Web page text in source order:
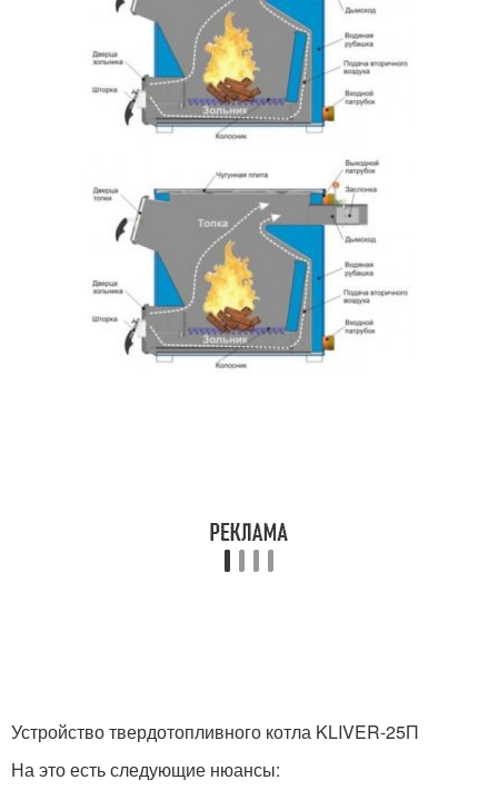
Устройство твердотопливного котла KLIVER-25П
На это есть следующие нюансы: